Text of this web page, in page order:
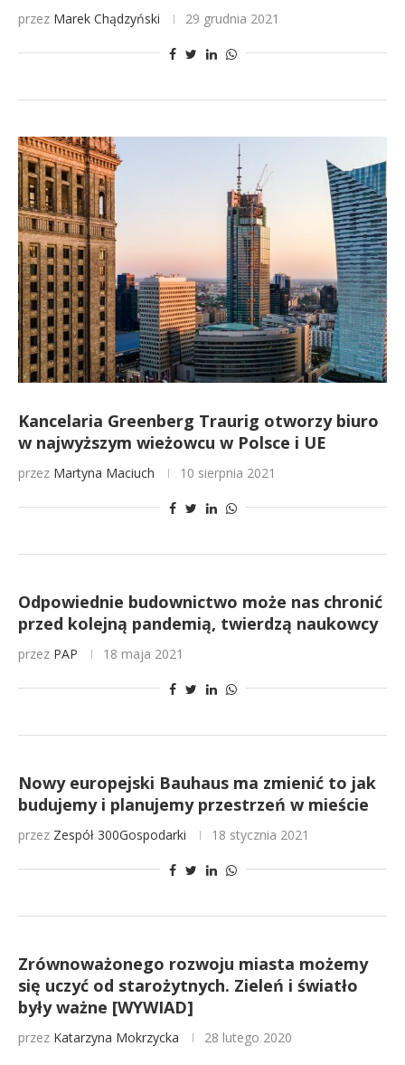
przez Marek Chądzyński 29 grudnia 2021
Kancelaria Greenberg Traurig otworzy biuro
w najwyższym wieżowcu w Polsce i UE
przez Martyna Maciuch 10 sierpnia 2021
Odpowiednie budownictwo może nas chronić
przed kolejną pandemią, twierdzą naukowcy
przez PAP 18 maja 2021
Nowy europejski Bauhaus ma zmienić to jak
budujemy i planujemy przestrzeń w mieście
przez Zespół 300Gospodarki 18 stycznia 2021
Zrównoważonego rozwoju miasta możemy
się uczyć od starożytnych. Zieleń i światło
były ważne [WYWIAD]
przez Katarzyna Mokrzycka 28 lutego 2020